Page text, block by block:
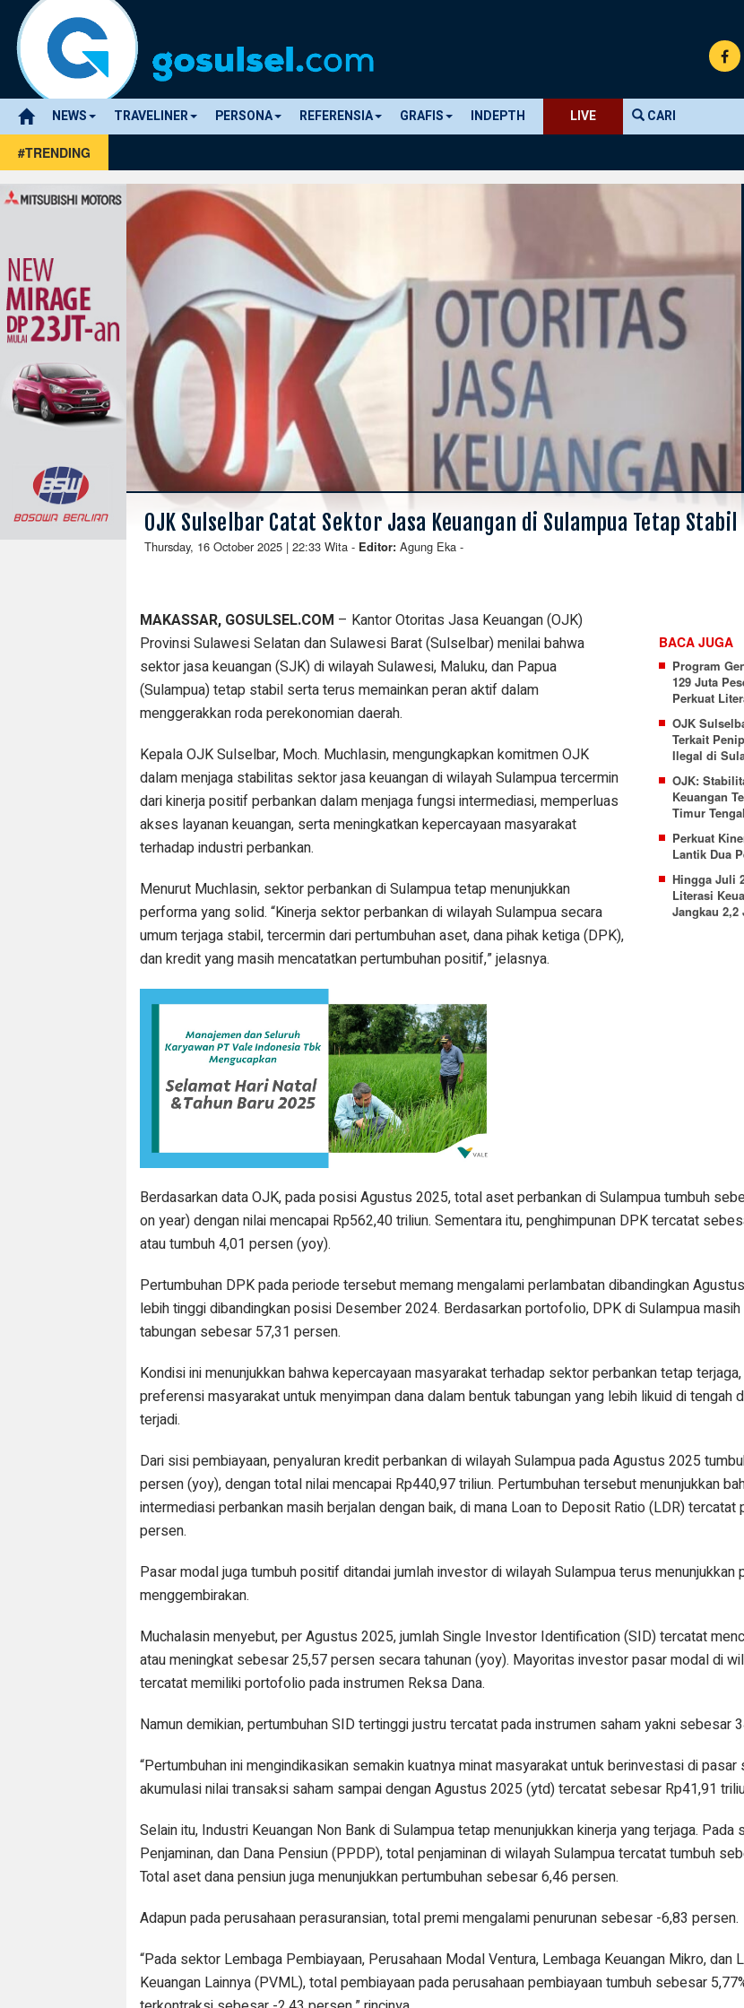
NEWS TRAVELINER PERSONA REFERENSIA GRAFIS INDEPTH LIVE CARI
#TRENDING
OJK Sulselbar Catat Sektor Jasa Keuangan di Sulampua Tetap Stabil
Thursday, 16 October 2025 | 22:33 Wita - Editor:Agung Eka -
BACA JUGA
Program
129 Juta
Perkuat
OJK
Terkait
Ilegal di
OJK:
Keuangan
Timur
Perkuat
Lantik Dua
Hingga Juli
Literasi
Jangkau 2,2
MAKASSAR, GOSULSEL.COM – Kantor Otoritas Jasa Keuangan (OJK)
Provinsi Sulawesi Selatan dan Sulawesi Barat (Sulselbar) menilai bahwa
sektor jasa keuangan (SJK) di wilayah Sulawesi, Maluku, dan Papua
(Sulampua) tetap stabil serta terus memainkan peran aktif dalam
menggerakkan roda perekonomian daerah.
Kepala OJK Sulselbar, Moch. Muchlasin, mengungkapkan komitmen OJK
dalam menjaga stabilitas sektor jasa keuangan di wilayah Sulampua tercermin
dari kinerja positif perbankan dalam menjaga fungsi intermediasi, memperluas
akses layanan keuangan, serta meningkatkan kepercayaan masyarakat
terhadap industri perbankan.
Menurut Muchlasin, sektor perbankan di Sulampua tetap menunjukkan
performa yang solid. “Kinerja sektor perbankan di wilayah Sulampua secara
umum terjaga stabil, tercermin dari pertumbuhan aset, dana pihak ketiga (DPK),
dan kredit yang masih mencatatkan pertumbuhan positif,” jelasnya.
Berdasarkan data OJK, pada posisi Agustus 2025, total aset perbankan di Sulampua tumbuh
on year) dengan nilai mencapai Rp562,40 triliun. Sementara itu, penghimpunan DPK tercatat
atau tumbuh 4,01 persen (yoy).
Pertumbuhan DPK pada periode tersebut memang mengalami perlambatan dibandingkan
lebih tinggi dibandingkan posisi Desember 2024. Berdasarkan portofolio, DPK di Sulampua
tabungan sebesar 57,31 persen.
Kondisi ini menunjukkan bahwa kepercayaan masyarakat terhadap sektor perbankan tetap
preferensi masyarakat untuk menyimpan dana dalam bentuk tabungan yang lebih likuid di tengah
terjadi.
Dari sisi pembiayaan, penyaluran kredit perbankan di wilayah Sulampua pada Agustus 2025
persen (yoy), dengan total nilai mencapai Rp440,97 triliun. Pertumbuhan tersebut menunjukkan
intermediasi perbankan masih berjalan dengan baik, di mana Loan to Deposit Ratio (LDR)
persen.
Pasar modal juga tumbuh positif ditandai jumlah investor di wilayah Sulampua terus menunjukkan
menggembirakan.
Muchalasin menyebut, per Agustus 2025, jumlah Single Investor Identification (SID) tercatat
atau meningkat sebesar 25,57 persen secara tahunan (yoy). Mayoritas investor pasar modal di
tercatat memiliki portofolio pada instrumen Reksa Dana.
Namun demikian, pertumbuhan SID tertinggi justru tercatat pada instrumen saham yakni sebesar
“Pertumbuhan ini mengindikasikan semakin kuatnya minat masyarakat untuk berinvestasi di pasar
akumulasi nilai transaksi saham sampai dengan Agustus 2025 (ytd) tercatat sebesar Rp41,91
Selain itu, Industri Keuangan Non Bank di Sulampua tetap menunjukkan kinerja yang terjaga. Pada
Penjaminan, dan Dana Pensiun (PPDP), total penjaminan di wilayah Sulampua tercatat tumbuh
Total aset dana pensiun juga menunjukkan pertumbuhan sebesar 6,46 persen.
Adapun pada perusahaan perasuransian, total premi mengalami penurunan sebesar -6,83 persen.
“Pada sektor Lembaga Pembiayaan, Perusahaan Modal Ventura, Lembaga Keuangan Mikro, dan
Keuangan Lainnya (PVML), total pembiayaan pada perusahaan pembiayaan tumbuh sebesar